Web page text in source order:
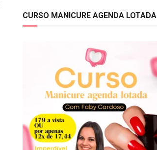
CURSO MANICURE AGENDA LOTADA